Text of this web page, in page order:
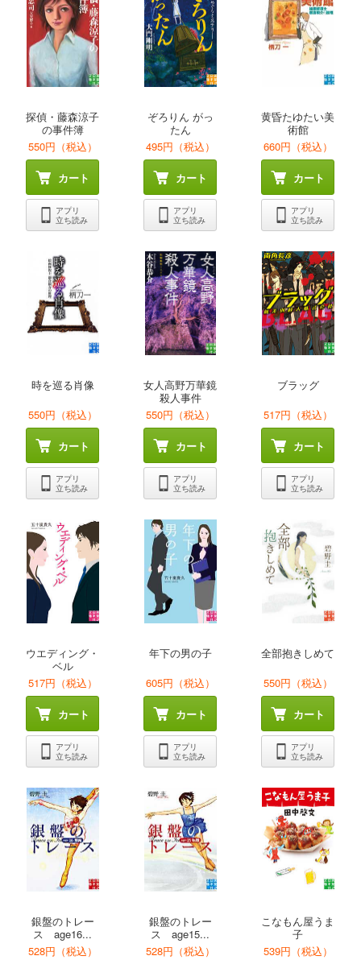
探偵・藤森涼子
の事件簿
550円（税込）
カート
アプリ
立ち読み
ぞろりん がっ
たん
495円（税込）
カート
アプリ
立ち読み
黄昏たゆたい美
術館
660円（税込）
カート
アプリ
立ち読み
時を巡る肖像
550円（税込）
カート
アプリ
立ち読み
女人高野万華鏡
殺人事件
550円（税込）
カート
アプリ
立ち読み
ブラッグ
517円（税込）
カート
アプリ
立ち読み
ウエディング・
ベル
517円（税込）
カート
アプリ
立ち読み
年下の男の子
605円（税込）
カート
アプリ
立ち読み
全部抱きしめて
550円（税込）
カート
アプリ
立ち読み
銀盤のトレー
ス age16...
528円（税込）
銀盤のトレー
ス age15...
528円（税込）
こなもん屋うま
子
539円（税込）